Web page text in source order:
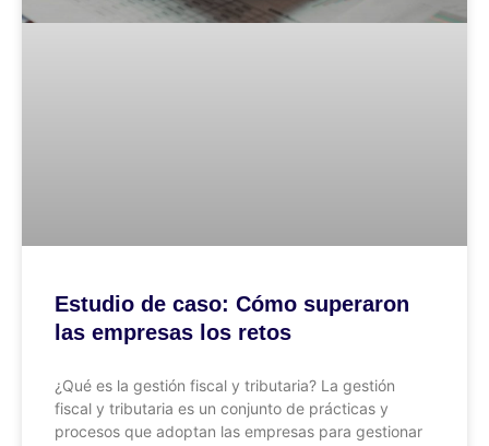
Estudio de caso: Cómo superaron
las empresas los retos
¿Qué es la gestión fiscal y tributaria? La gestión
fiscal y tributaria es un conjunto de prácticas y
procesos que adoptan las empresas para gestionar